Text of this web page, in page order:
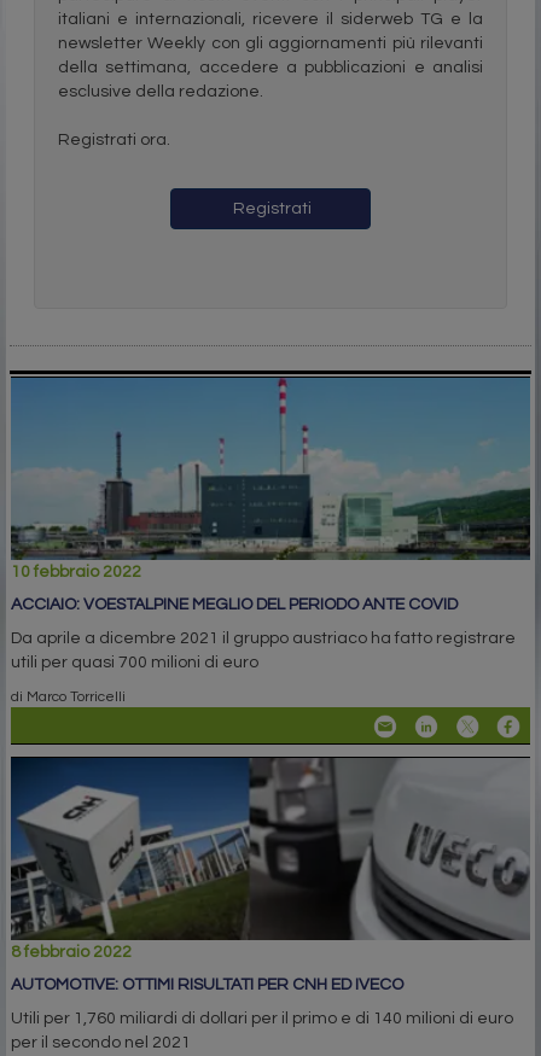
italiani e internazionali, ricevere il siderweb TG e la
newsletter Weekly con gli aggiornamenti più rilevanti
della settimana, accedere a pubblicazioni e analisi
esclusive della redazione.
Registrati ora.
Registrati
10 febbraio 2022
ACCIAIO: VOESTALPINE MEGLIO DEL PERIODO ANTE COVID
Da aprile a dicembre 2021 il gruppo austriaco ha fatto registrare
utili per quasi 700 milioni di euro
di Marco Torricelli
8 febbraio 2022
AUTOMOTIVE: OTTIMI RISULTATI PER CNH ED IVECO
Utili per 1,760 miliardi di dollari per il primo e di 140 milioni di euro
per il secondo nel 2021